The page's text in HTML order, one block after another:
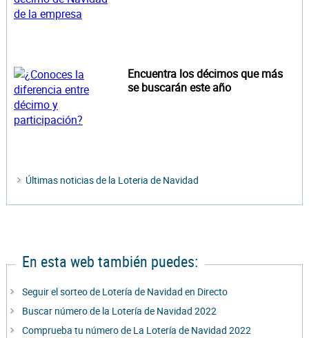
Encuentra los décimos que más
se buscarán este año
Últimas noticias de la Loteria de Navidad
En esta web también puedes:
Seguir el sorteo de Lotería de Navidad en Directo
Buscar número de la Lotería de Navidad 2022
Comprueba tu número de La Lotería de Navidad 2022